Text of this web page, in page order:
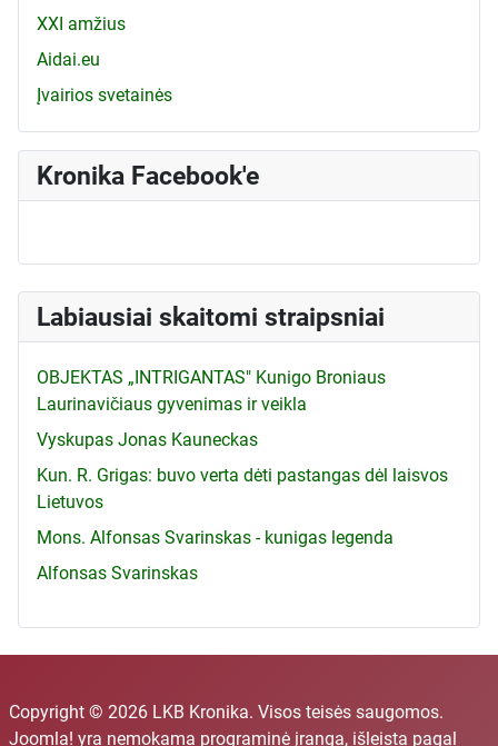
XXI amžius
Aidai.eu
Įvairios svetainės
Kronika Facebook'e
Labiausiai skaitomi straipsniai
OBJEKTAS „INTRIGANTAS" Kunigo Broniaus
Laurinavičiaus gyvenimas ir veikla
Vyskupas Jonas Kauneckas
Kun. R. Grigas: buvo verta dėti pastangas dėl laisvos
Lietuvos
Mons. Alfonsas Svarinskas - kunigas legenda
Alfonsas Svarinskas
Copyright © 2026 LKB Kronika. Visos teisės saugomos.
Joomla! yra nemokama programinė įranga, išleista pagal